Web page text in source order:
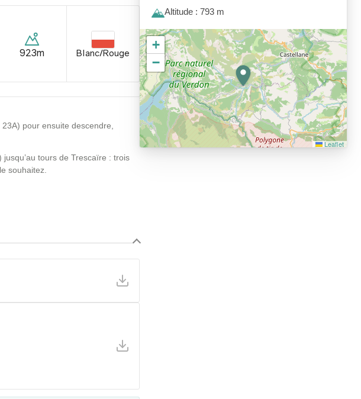
923m Blanc/Rouge
pour ensuite descendre,
tours de Trescaïre : trois
souhaitez.
Altitude : 793 m
+
−
Leaflet